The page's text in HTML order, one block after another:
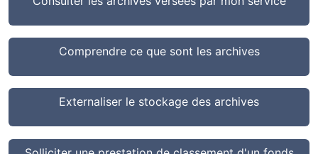
Comprendre ce que sont les archives
Externaliser le stockage des archives